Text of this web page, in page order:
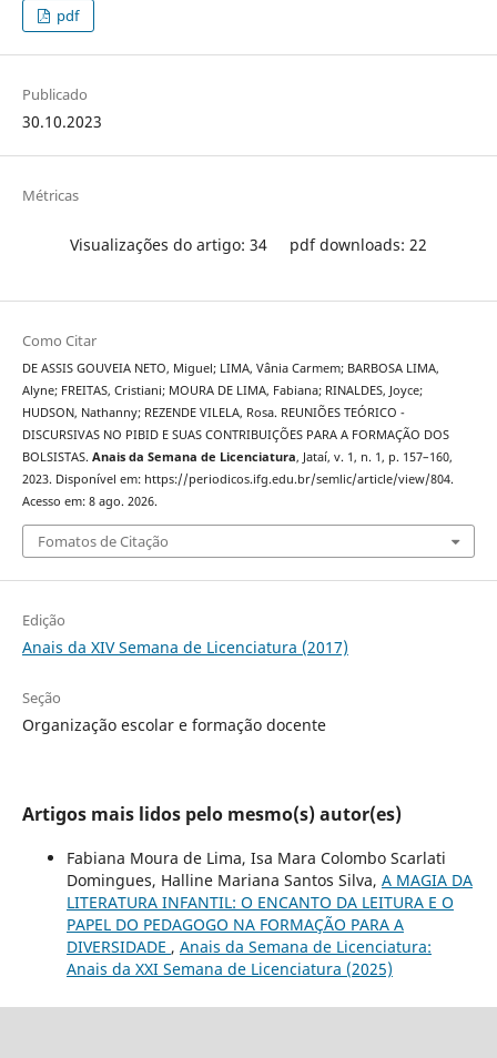
pdf
Publicado
30.10.2023
Métricas
Visualizações do artigo: 34 pdf downloads: 22
Como Citar
DE ASSIS GOUVEIA NETO, Miguel; LIMA, Vânia Carmem; BARBOSA LIMA,
Alyne; FREITAS, Cristiani; MOURA DE LIMA, Fabiana; RINALDES, Joyce;
HUDSON, Nathanny; REZENDE VILELA, Rosa. REUNIÕES TEÓRICO -
DISCURSIVAS NO PIBID E SUAS CONTRIBUIÇÕES PARA A FORMAÇÃO DOS
BOLSISTAS. Anais da Semana de Licenciatura, Jataí, v. 1, n. 1, p. 157–160,
2023. Disponível em: https://periodicos.ifg.edu.br/semlic/article/view/804.
Acesso em: 8 ago. 2026.
Fomatos de Citação
Edição
Anais da XIV Semana de Licenciatura (2017)
Seção
Organização escolar e formação docente
Artigos mais lidos pelo mesmo(s) autor(es)
Fabiana Moura de Lima, Isa Mara Colombo Scarlati
Domingues, Halline Mariana Santos Silva, A MAGIA DA
LITERATURA INFANTIL: O ENCANTO DA LEITURA E O
PAPEL DO PEDAGOGO NA FORMAÇÃO PARA A
DIVERSIDADE , Anais da Semana de Licenciatura:
Anais da XXI Semana de Licenciatura (2025)